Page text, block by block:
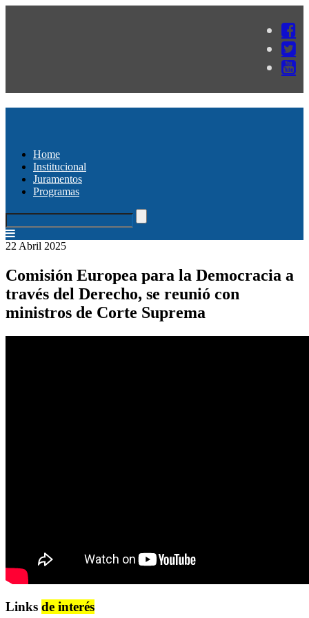
Home
Institucional
Juramentos
Programas
22 Abril 2025
Comisión Europea para la Democracia a
través del Derecho, se reunió con
ministros de Corte Suprema
Links de interés